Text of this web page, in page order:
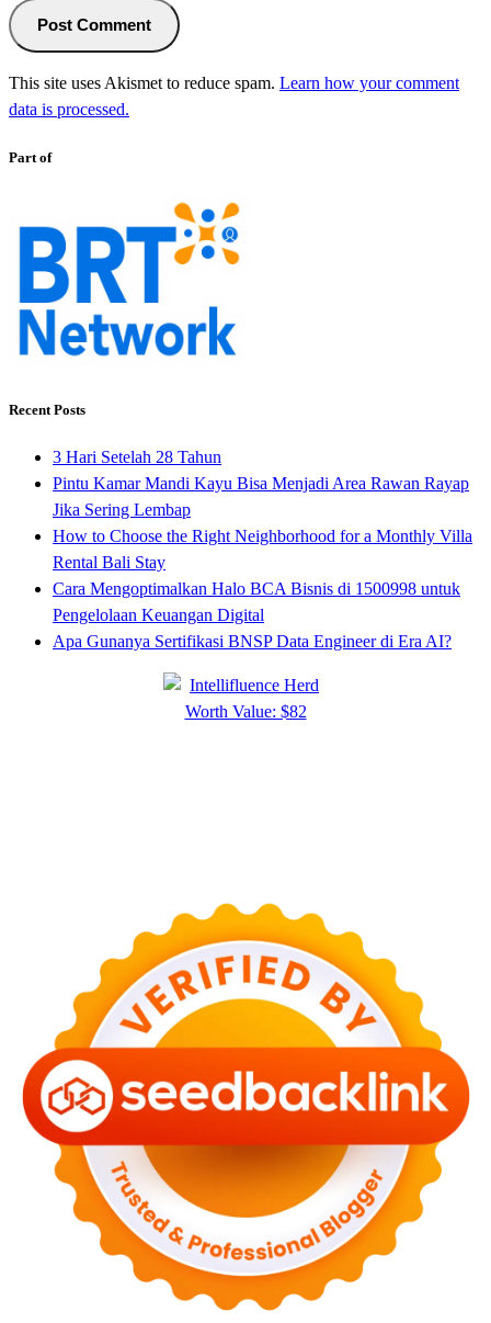
This site uses Akismet to reduce spam. Learn how your comment
data is processed.
Part of
Recent Posts
3 Hari Setelah 28 Tahun
Pintu Kamar Mandi Kayu Bisa Menjadi Area Rawan Rayap
Jika Sering Lembap
How to Choose the Right Neighborhood for a Monthly Villa
Rental Bali Stay
Cara Mengoptimalkan Halo BCA Bisnis di 1500998 untuk
Pengelolaan Keuangan Digital
Apa Gunanya Sertifikasi BNSP Data Engineer di Era AI?